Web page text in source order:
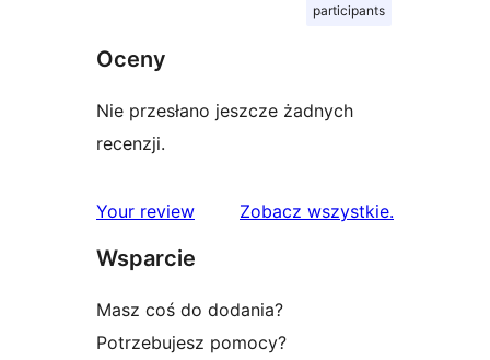
participants
Oceny
Nie przesłano jeszcze żadnych
recenzji.
Your review Zobacz wszystkierecenzje
.
Wsparcie
Masz coś do dodania?
Potrzebujesz pomocy?